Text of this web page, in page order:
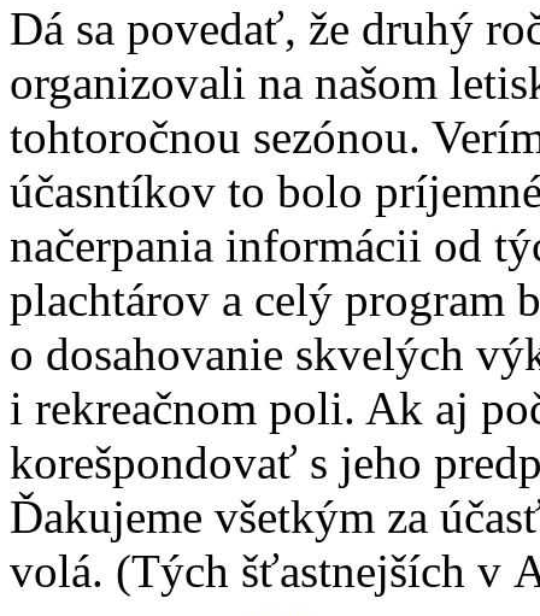
Dá sa povedať, že druhý
organizovali na našom
tohtoročnou sezónou.
účasntíkov to bolo
načerpania informácii od
plachtárov a celý program
o dosahovanie skvelých
i rekreačnom poli. Ak aj
korešpondovať s jeho
Ďakujeme všetkým za
volá. (Tých šťastnejších v